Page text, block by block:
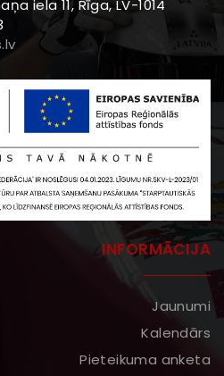
iela 11, Rīga, LV-1014
INFORMĀCIJA
Jaunumi
Kalendārs
Pieteikuma anketa